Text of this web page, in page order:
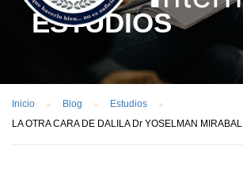
ESTUDIOS
Inicio Blog
Estudios
LA OTRA CARA DE DALILA Dr YOSELMAN MIRABAL